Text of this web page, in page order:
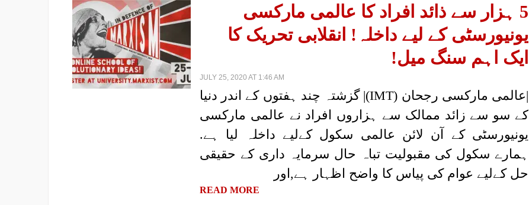
5 ہزار سے ذائد افراد کا عالمی مارکسی
یونیورسٹی کے لیے داخلہ! انقلابی تحریک کا
ایک اہم سنگ میل!
JULY 25, 2020 AT 1:46 AM
|عالمی مارکسی رجحان (IMT)| گزشتہ چند ہفتوں کے اندر دنیا
کے سو سے زائد ممالک سے ہزاروں افراد نے عالمی مارکسی
یونیورسٹی کے آن لائن عالمی سکول کےلیے داخلہ لیا ہے.
ہمارے سکول کی مقبولیت تباہ حال سرمایہ داری کے حقیقی
حل کےلیے عوام کی پیاس کا واضح اظہار ہے,اور
READ MORE